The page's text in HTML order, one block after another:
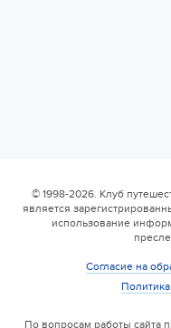
Валдайская
17 августа 2026
© 1998-2026. Клуб
является
использование
Согласие на
По вопросам работы сайта